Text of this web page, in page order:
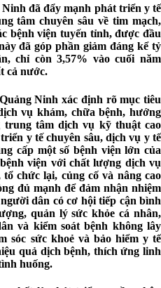
đã đẩy mạnh phát triển y tế
tâm chuyên sâu về tim mạch,
bệnh viện tuyến tỉnh, được đầu
đã góp phần giảm đáng kể tỷ
chỉ còn 3,57% vào cuối năm
cả nước.
Ninh xác định rõ mục tiêu
vụ khám, chữa bệnh, hướng
tâm dịch vụ kỹ thuật cao
y tế chuyên sâu, dịch vụ y tế
cấp một số bệnh viện lớn của
viện với chất lượng dịch vụ
chức lại, củng cố và nâng cao
đủ mạnh để đảm nhận nhiệm
dân có cơ hội tiếp cận bình
quản lý sức khỏe cá nhân,
và kiểm soát bệnh không lây
sóc sức khoẻ và bảo hiểm y tế
quả dịch bệnh, thích ứng linh
huống.